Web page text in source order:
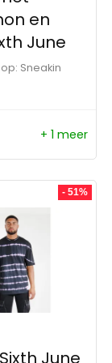
en
June
Sneakin
prijs was:
prijs is:
+ 1 meer
- 51%
June